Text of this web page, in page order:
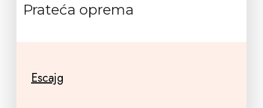
Prateća oprema
Escajg